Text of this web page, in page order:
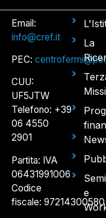
Email:
info@cref.it
PEC:
CUU:
UF5JTW
Telefono: +39
06 4550
2901
Partita: IVA
06431991006
Codice
fiscale: 97214300580
La
e